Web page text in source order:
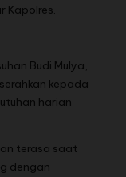
Kapolres.
Budi Mulya,
kepada
harian
terasa saat
dengan